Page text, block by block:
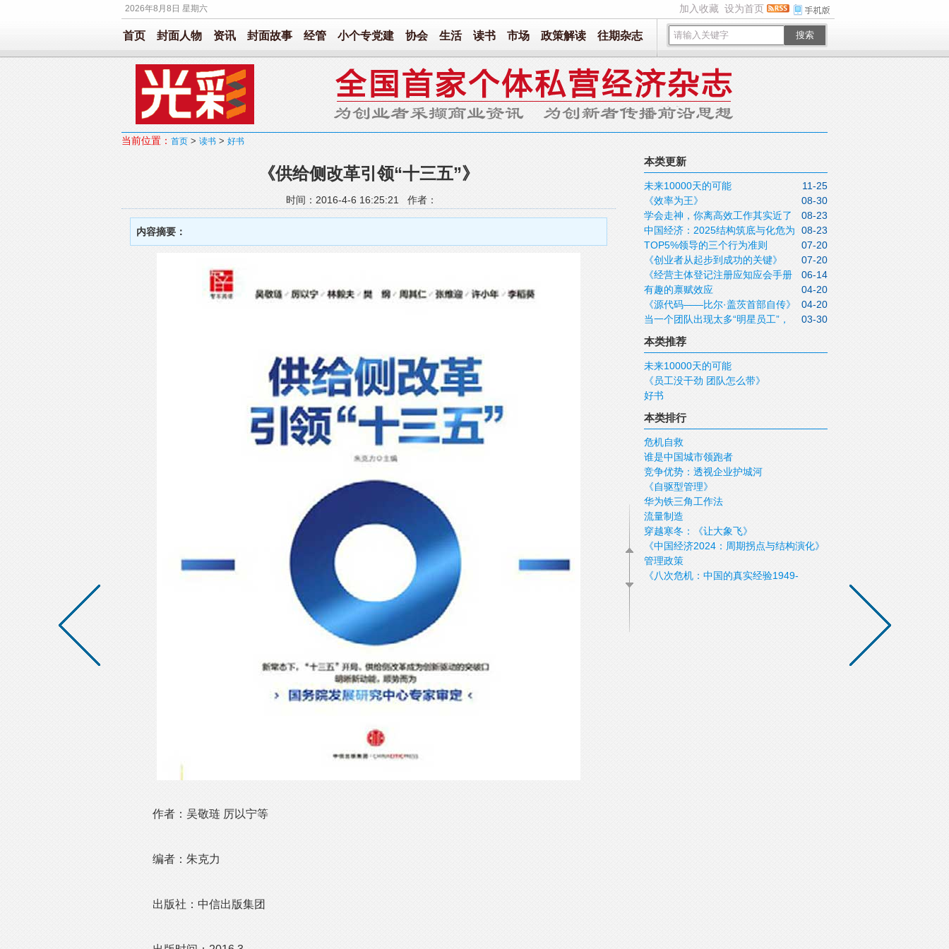
2026年8月8日 星期六 加入收藏 设为首页
搜索
首页 封面人物 资讯 封面故事 经管 小个专党建 协会 生活 读书 市场 政策解读 往期杂志
当前位置： 首页 > 读书 > 好书
《供给侧改革引领“十三五”》
时间：2016-4-6 16:25:21 作者：
内容摘要：
作者：吴敬琏 厉以宁等
编者：朱克力
出版社：中信出版集团
本类更新
11-25
未来10000天的可能
08-30
《效率为王》
08-23
学会走神，你离高效工作其实近了
一步 08-23
中国经济：2025结构筑底与化危为
机 07-20
TOP5%领导的三个行为准则
07-20
《创业者从起步到成功的关键》
06-14
《经营主体登记注册应知应会手册
（2025年 版）》 04-20
有趣的禀赋效应
04-20
《源代码——比尔·盖茨首部自传》
03-30
当一个团队出现太多“明星员工”，
是好事吗？
本类推荐
未来10000天的可能
《员工没干劲 团队怎么带》
好书
本类排行
危机自救
谁是中国城市领跑者
竞争优势：透视企业护城河
《自驱型管理》
华为铁三角工作法
流量制造
穿越寒冬：《让大象飞》
《中国经济2024：周期拐点与结构演化》
管理政策
《八次危机：中国的真实经验1949-